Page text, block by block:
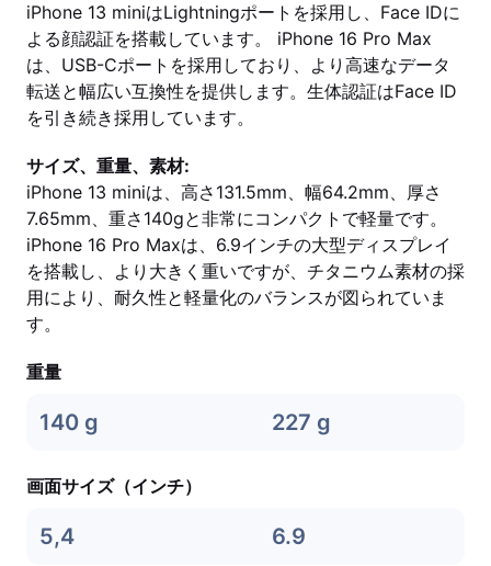
iPhone 13 miniはLightningポートを採用し、Face IDに
よる顔認証を搭載しています。 iPhone 16 Pro Max
は、USB-Cポートを採用しており、より高速なデータ
転送と幅広い互換性を提供します。生体認証はFace ID
を引き続き採用しています。
サイズ、重量、素材:
iPhone 13 miniは、高さ131.5mm、幅64.2mm、厚さ
7.65mm、重さ140gと非常にコンパクトで軽量です。
iPhone 16 Pro Maxは、6.9インチの大型ディスプレイ
を搭載し、より大きく重いですが、チタニウム素材の採
用により、耐久性と軽量化のバランスが図られていま
す。
重量
140 g 227 g
画面サイズ（インチ）
5,4 6.9